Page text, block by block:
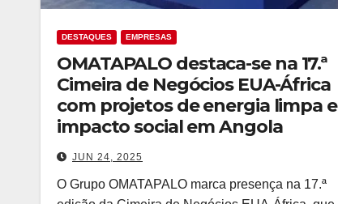
DESTAQUES EMPRESAS
OMATAPALO destaca-se na 17.ª
Cimeira de Negócios EUA-África
com projetos de energia limpa e
impacto social em Angola
JUN 24, 2025
O Grupo OMATAPALO marca presença na 17.ª